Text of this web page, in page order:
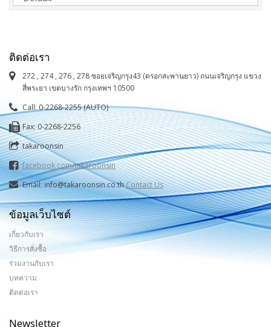
ติดต่อเรา
272 , 274 , 276 , 278 ซอยเจริญกรุง43 (ตรอกสะพานยาว) ถนนเจริญกรุง แขวง
สี่พระยา เขตบางรัก กรุงเทพฯ 10500
Call: 0-2268-2255 (AUTO)
Fax: 0-2268-2256
takaroonsin
facebook.com/takaroonsin
Email: info@takaroonsin.co.thContact Us
ข้อมูลเว็บไซต์
เกี่ยวกับเรา
วิธีการสั่งซื้อ
ร่วมงานกับเรา
บทความ
ติดต่อเรา
Newsletter